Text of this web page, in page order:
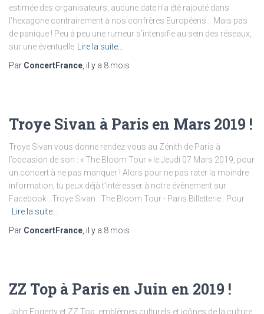
estimée des organisateurs, aucune date n’a été rajouté dans
l’hexagone contrairement à nos confrères Européens… Mais pas
de panique ! Peu à peu une rumeur s’intensifie au sein des réseaux,
sur une éventuelle
Lire la suite…
Par ConcertFrance , il y a 8 mois
Troye Sivan à Paris en Mars 2019 !
Troye Sivan vous donne rendez-vous au Zénith de Paris à
l’occasion de son : « The Bloom Tour » le Jeudi 07 Mars 2019, pour
un concert à ne pas manquer ! Alors pour ne pas rater la moindre
information, tu peux déjà t’intéresser à notre évènement sur
Facebook : Troye Sivan : The Bloom Tour - Paris Billetterie : Pour
Lire la suite…
Par ConcertFrance , il y a 8 mois
ZZ Top à Paris en Juin en 2019 !
John Fogerty et ZZ Top, emblèmes culturels et icônes de la culture,